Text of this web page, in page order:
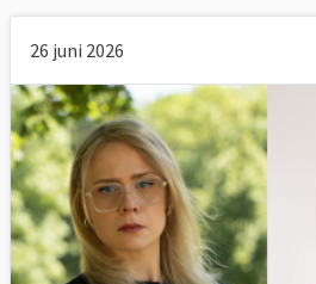
26 juni 2026